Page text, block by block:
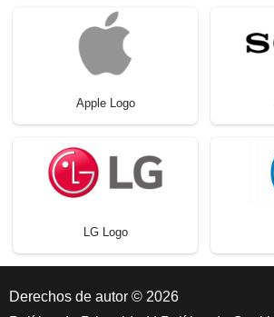
Apple Logo
LG Logo
Derechos de autor © 2026